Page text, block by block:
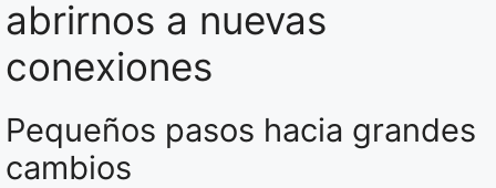
abrirnos a nuevas
conexiones
Pequeños pasos hacia grandes
cambios